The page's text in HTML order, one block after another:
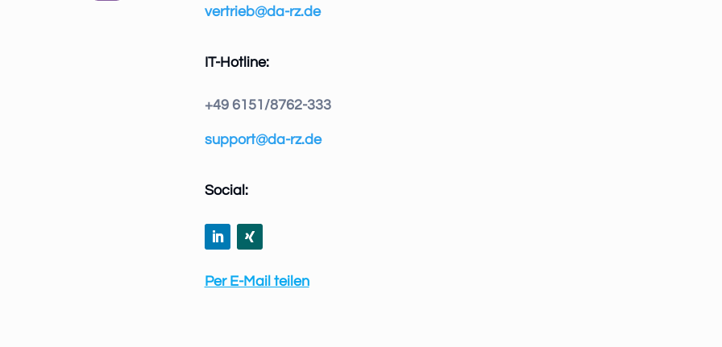
vertrieb@da-rz.de
IT-Hotline:
+49 6151/8762-333
support@da-rz.de
Social:
Per E-Mail teilen